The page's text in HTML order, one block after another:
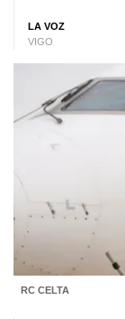
LA VOZ
VIGO
RC CELTA